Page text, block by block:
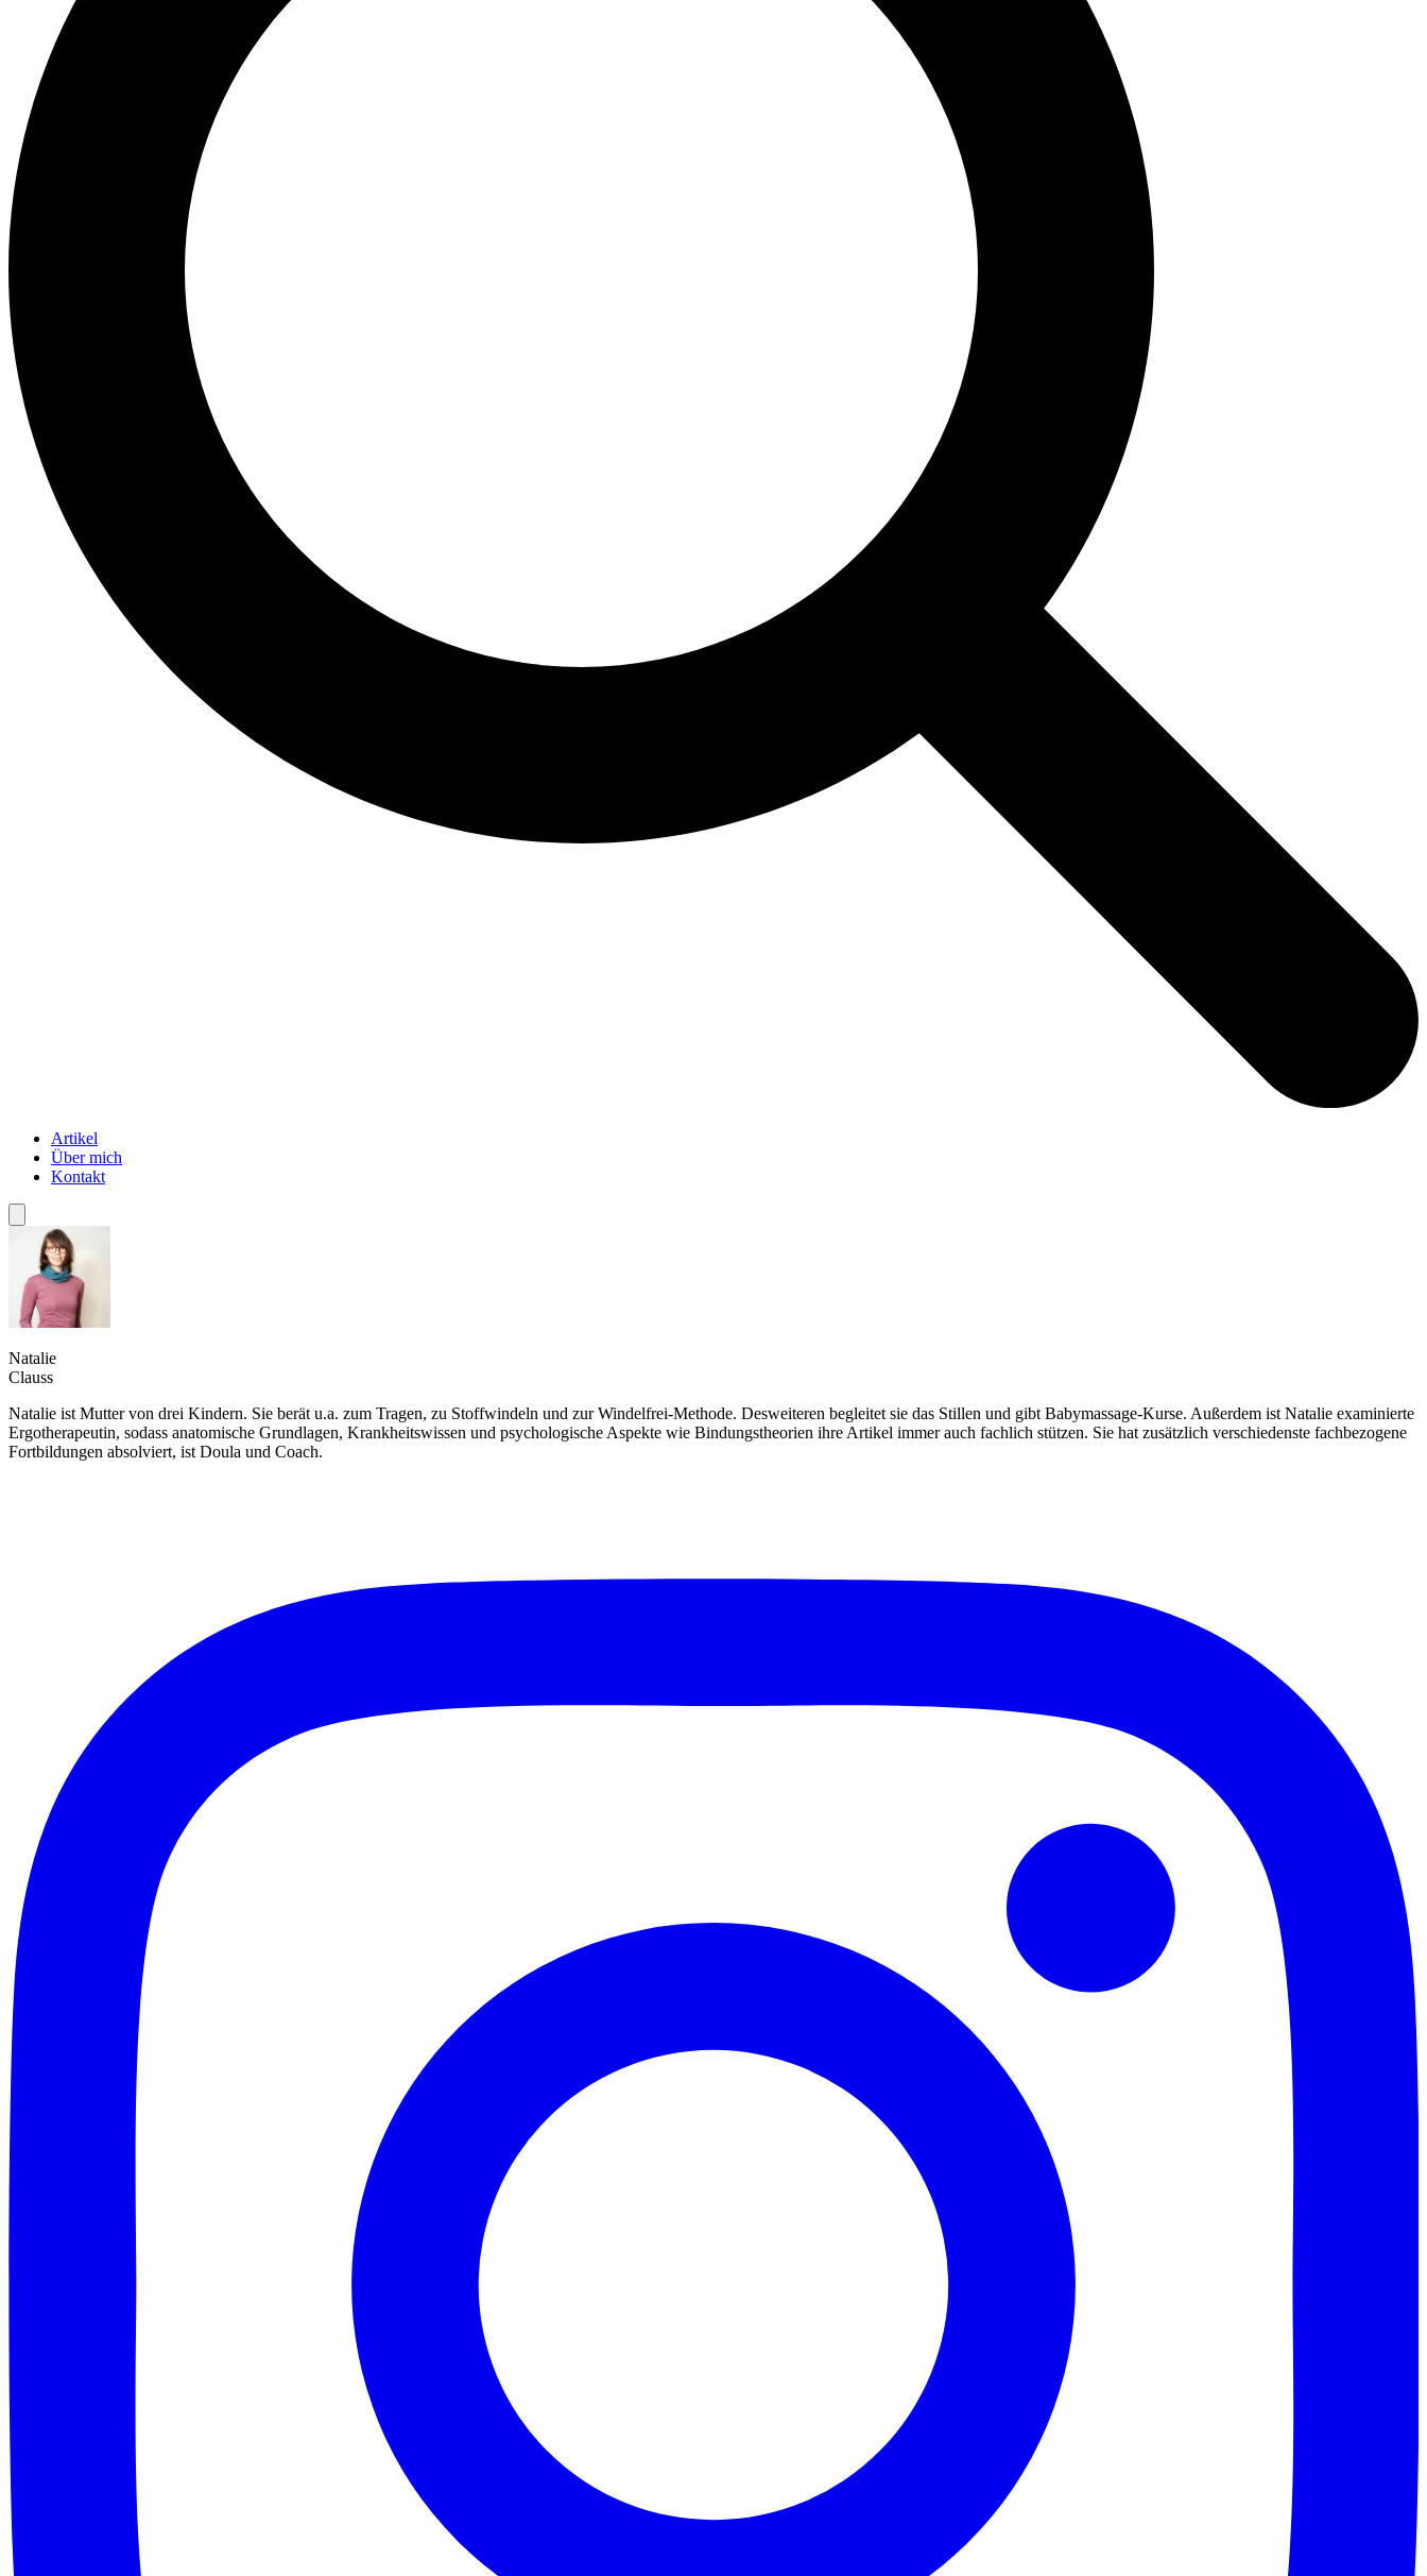
Artikel
Über mich
Kontakt
Natalie
Clauss
Natalie ist Mutter von drei Kindern. Sie berät u.a. zum Tragen, zu Stoffwindeln und zur Windelfrei-Methode. Desweiteren begleitet sie das Stillen und gibt Babymassage-Kurse. Außerdem ist Natalie examinierte
Ergotherapeutin, sodass anatomische Grundlagen, Krankheitswissen und psychologische Aspekte wie Bindungstheorien ihre Artikel immer auch fachlich stützen. Sie hat zusätzlich verschiedenste fachbezogene
Fortbildungen absolviert, ist Doula und Coach.